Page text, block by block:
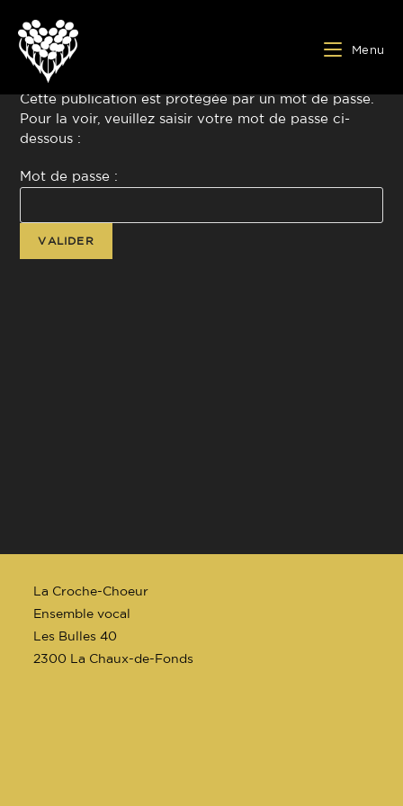
Menu
Cette publication est protégée par un mot de passe.
Pour la voir, veuillez saisir votre mot de passe ci-
dessous :
Mot de passe :
La Croche-Choeur
Ensemble vocal
Les Bulles 40
2300 La Chaux-de-Fonds